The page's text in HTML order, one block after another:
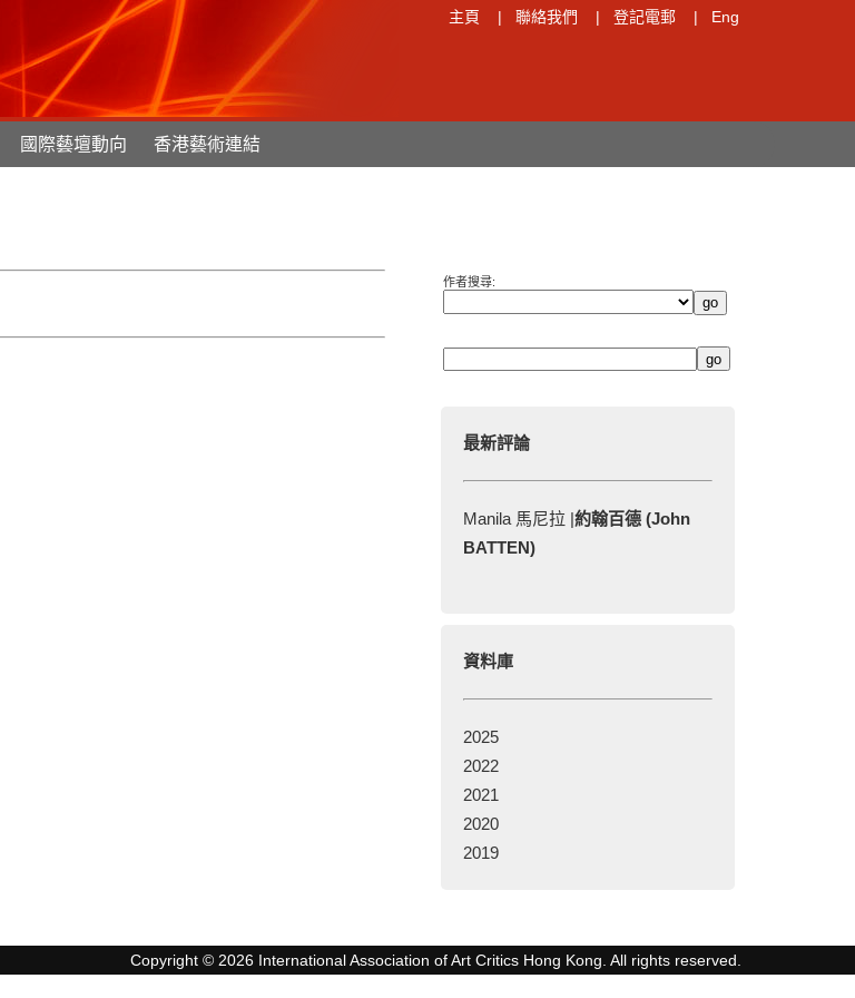
主頁 | 聯絡我們 | 登記電郵 | Eng
國際藝壇動向 香港藝術連結
作者搜尋:
最新評論
Manila 馬尼拉 |約翰百德 (John
BATTEN)
資料庫
2025
2022
2021
2020
2019
Copyright © 2026 International Association of Art Critics Hong Kong. All rights reserved.